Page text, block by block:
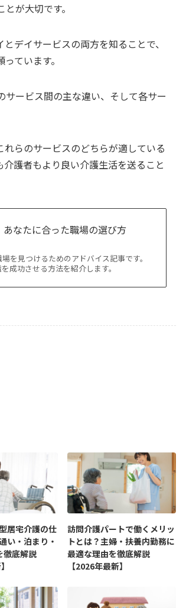
が大切です。
デイサービスの両方を知ることで、
ています。
ービス間の主な違い、そして各サー
らのサービスのどちらが適している
護者もより良い介護生活を送ること
なたに合った職場の選び方
を見つけるためのアドバイス記事です。
成功させる方法を紹介します。
居宅介護の仕
い・泊まり・
徹底解説
訪問介護パートで働くメリッ
トとは？主婦・扶養内勤務に
最適な理由を徹底解説
【2026年最新】